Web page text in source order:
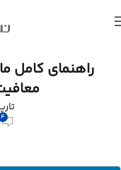
تاریخ
4